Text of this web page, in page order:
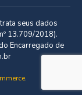
seus dados
13.709/2018).
Encarregado de
.